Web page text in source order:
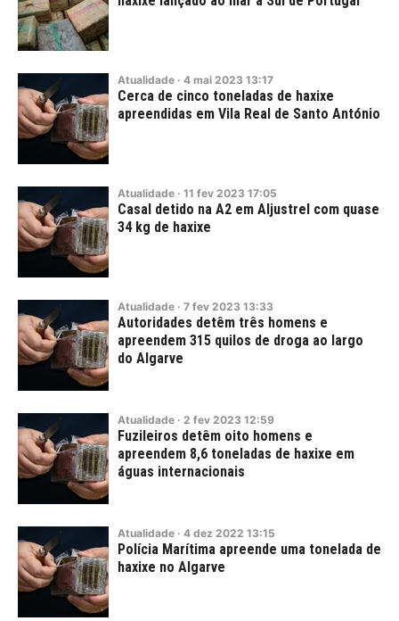
Atualidade · 4 mai 2023 13:17
Cerca de cinco toneladas de haxixe
apreendidas em Vila Real de Santo António
Atualidade · 11 fev 2023 17:05
Casal detido na A2 em Aljustrel com quase
34 kg de haxixe
Atualidade · 7 fev 2023 13:33
Autoridades detêm três homens e
apreendem 315 quilos de droga ao largo
do Algarve
Atualidade · 2 fev 2023 12:59
Fuzileiros detêm oito homens e
apreendem 8,6 toneladas de haxixe em
águas internacionais
Atualidade · 4 dez 2022 13:15
Polícia Marítima apreende uma tonelada de
haxixe no Algarve